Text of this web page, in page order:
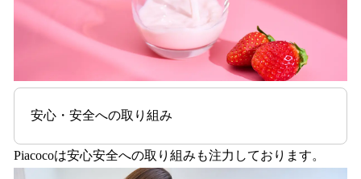
安心・安全への取り組み
Piacocoは安心安全への取り組みも注力しております。